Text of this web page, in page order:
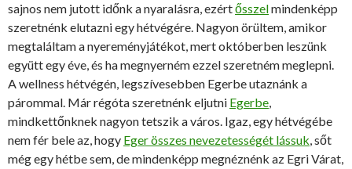
sajnos nem jutott időnk a nyaralásra, ezértősszelmindenképp
szeretnénk elutazni egy hétvégére. Nagyon örültem, amikor
megtaláltam a nyereményjátékot, mert októberben leszünk
együtt egy éve, és ha megnyerném ezzel szeretném meglepni.
A wellness hétvégén, legszívesebben Egerbe utaznánk a
párommal. Már régóta szeretnénk eljutni Egerbe,
mindkettőnknek nagyon tetszik a város. Igaz, egy hétvégébe
nem fér bele az, hogy Eger összes nevezetességét lássuk, sőt
még egy hétbe sem, de mindenképp megnéznénk az Egri Várat,